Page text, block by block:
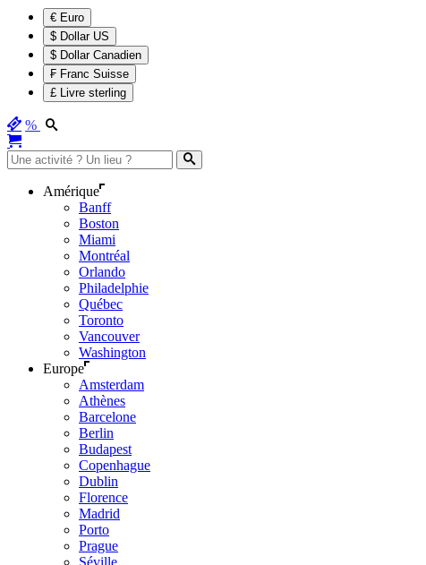
€ Euro
$ Dollar US
$ Dollar Canadien
₣ Franc Suisse
£ Livre sterling
%
Amérique
Banff
Boston
Miami
Montréal
Orlando
Philadelphie
Québec
Toronto
Vancouver
Washington
Europe
Amsterdam
Athènes
Barcelone
Berlin
Budapest
Copenhague
Dublin
Florence
Madrid
Porto
Prague
Séville